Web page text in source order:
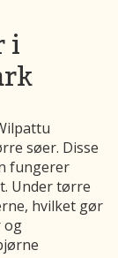
i
søer. Disse
fungerer
Under tørre
hvilket gør
og